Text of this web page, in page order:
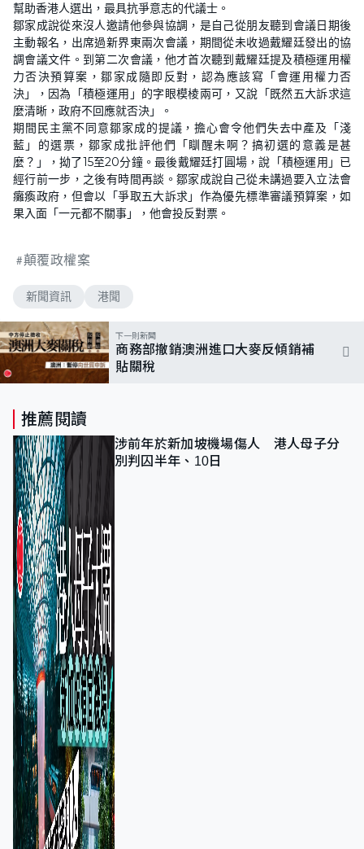
幫助香港人選出，最具抗爭意志的代議士。
鄒家成說從來沒人邀請他參與協調，是自己從朋友聽到會議日期後
主動報名，出席過新界東兩次會議，期間從未收過戴耀廷發出的協
調會議文件。到第二次會議，他才首次聽到戴耀廷提及積極運用權
力否決預算案，鄒家成隨即反對，認為應該寫「會運用權力否
決」，因為「積極運用」的字眼模棱兩可，又說「既然五大訴求這
麼清晰，政府不回應就否決」。
期間民主黨不同意鄒家成的提議，擔心會令他們失去中產及「淺
藍」的選票，鄒家成批評他們「瞓醒未啊？搞初選的意義是甚
麼？」，拗了15至20分鐘。最後戴耀廷打圓場，說「積極運用」已
經行前一步，之後有時間再談。鄒家成說自己從未講過要入立法會
癱瘓政府，但會以「爭取五大訴求」作為優先標準審議預算案，如
果入面「一元都不關事」，他會投反對票。
顛覆政權案
新聞資訊 港聞
下一則新聞
商務部撤銷澳洲進口大麥反傾銷補
貼關稅
推薦閱讀
涉前年於新加坡機場傷人 港人母子分
別判囚半年、10日